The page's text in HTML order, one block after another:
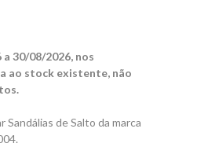
30/08/2026, nos
ao stock existente, não
Sandálias de Salto da marca